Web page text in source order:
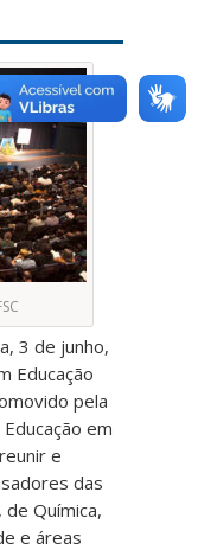
3 de junho,
Educação
pela
em
e
das
Química,
e áreas